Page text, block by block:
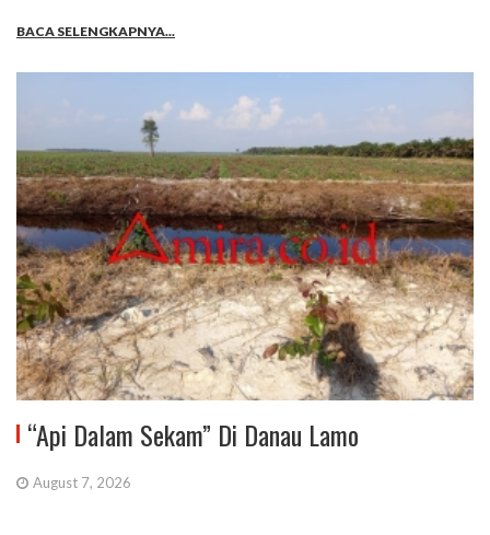
BACA SELENGKAPNYA...
“Api Dalam Sekam” Di Danau Lamo
August 7, 2026